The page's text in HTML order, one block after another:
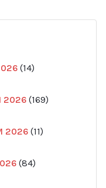
14
produkter
2026 169
produkter
2026 11
produkter
84
produkter